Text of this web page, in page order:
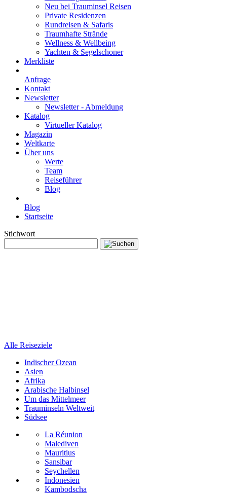
Neu bei Trauminsel Reisen
Private Residenzen
Rundreisen & Safaris
Traumhafte Strände
Wellness & Wellbeing
Yachten & Segelschoner
Merkliste
Anfrage
Kontakt
Newsletter
Newsletter - Abmeldung
Katalog
Virtueller Katalog
Magazin
Weltkarte
Über uns
Werte
Team
Reiseführer
Blog
Blog
Startseite
Stichwort
Alle Reiseziele
Indischer Ozean
Asien
Afrika
Arabische Halbinsel
Um das Mittelmeer
Trauminseln Weltweit
Südsee
La Réunion
Malediven
Mauritius
Sansibar
Seychellen
Indonesien
Kambodscha